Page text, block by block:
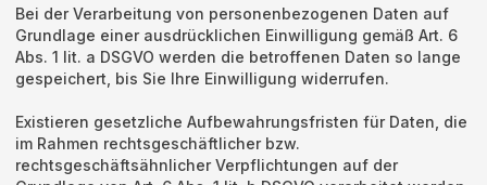
Bei der Verarbeitung von personenbezogenen Daten auf
Grundlage einer ausdrücklichen Einwilligung gemäß Art. 6
Abs. 1 lit. a DSGVO werden die betroffenen Daten so lange
gespeichert, bis Sie Ihre Einwilligung widerrufen.
Existieren gesetzliche Aufbewahrungsfristen für Daten, die
im Rahmen rechtsgeschäftlicher bzw.
rechtsgeschäftsähnlicher Verpflichtungen auf der